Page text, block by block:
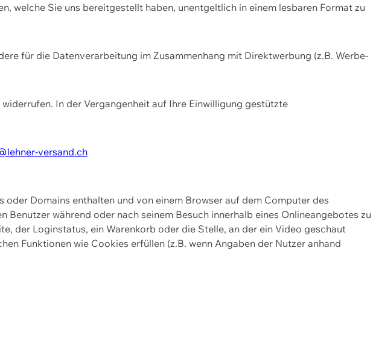
welche Sie uns bereitgestellt haben, unentgeltlich in einem lesbaren Format zu
für die Datenverarbeitung im Zusammenhang mit Direktwerbung (z.B. Werbe-
In der Vergangenheit auf Ihre Einwilligung gestützte
versand.ch
Domains enthalten und von einem Browser auf dem Computer des
während oder nach seinem Besuch innerhalb eines Onlineangebotes zu
der Loginstatus, ein Warenkorb oder die Stelle, an der ein Video geschaut
Funktionen wie Cookies erfüllen (z.B. wenn Angaben der Nutzer anhand